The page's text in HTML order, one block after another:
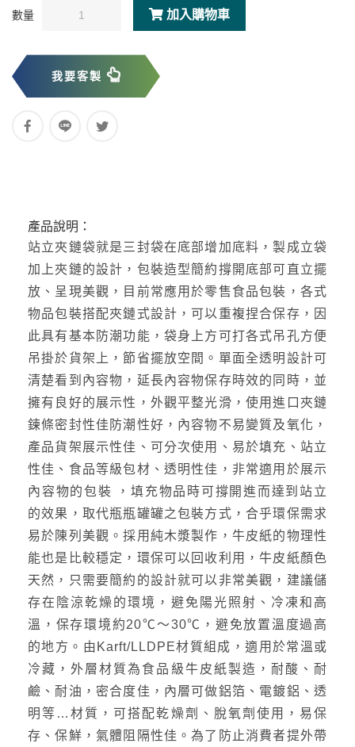
數量 加入購物車
我要客製
產品說明：
站立夾鏈袋就是三封袋在底部增加底料，製成立袋
加上夾鏈的設計，包裝造型簡約撐開底部可直立擺
放、呈現美觀，目前常應用於零售食品包裝，各式
物品包裝搭配夾鏈式設計，可以重複捏合保存，因
此具有基本防潮功能，袋身上方可打各式吊孔方便
吊掛於貨架上，節省擺放空間。單面全透明設計可
清楚看到內容物，延長內容物保存時效的同時，並
擁有良好的展示性，外觀平整光滑，使用進口夾鏈
鍊條密封性佳防潮性好，內容物不易變質及氧化，
產品貨架展示性佳、可分次使用、易於填充、站立
性佳、食品等級包材、透明性佳，非常適用於展示
內容物的包裝 ，填充物品時可撐開進而達到站立
的效果，取代瓶瓶罐罐之包裝方式，合乎環保需求
易於陳列美觀。採用純木漿製作，牛皮紙的物理性
能也是比較穩定，環保可以回收利用，牛皮紙顏色
天然，只需要簡約的設計就可以非常美觀，建議儲
存在陰涼乾燥的環境，避免陽光照射、冷凍和高
溫，保存環境約20℃～30℃，避免放置溫度過高
的地方。由Karft/LLDPE材質組成，適用於常溫或
冷藏，外層材質為食品級牛皮紙製造，耐酸、耐
鹼、耐油，密合度佳，內層可做鋁箔、電鍍鋁、透
明等…材質，可搭配乾燥劑、脫氧劑使用，易保
存、保鮮，氣體阻隔性佳。為了防止消費者提外帶